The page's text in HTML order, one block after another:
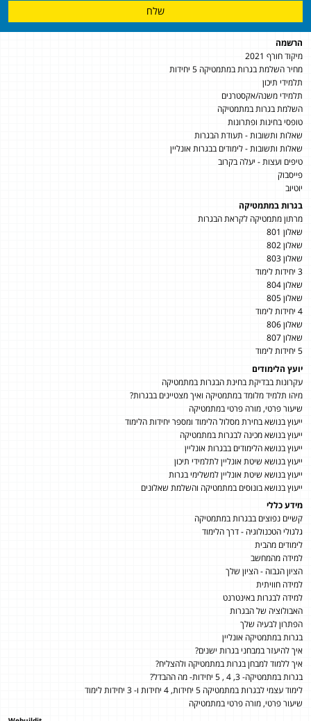
שלח
הרשמה
מיקוד חורף 2021
מחיר השלמת בגרות במתמטיקה 5 יחידות
תלמידי תיכון
תלמידי משנה/אקסטרנים
השלמת בגרות במתמטיקה
טופסי בחינות ופתרונות
שאלות ותשובות - תעודת הבגרות
שאלות ותשובות - לימודים בבגרות אונליין
טיפים ועצות - יעלה בקרוב
פייסבוק
יוטיוב
בגרות במתמטיקה
מרתון מתמטיקה לקראת הבגרות
שאלון 801
שאלון 802
שאלון 803
3 יחידות לימוד
שאלון 804
שאלון 805
4 יחידות לימוד
שאלון 806
שאלון 807
5 יחידות לימוד
יועץ הלימודים
עקרונות בבדיקת בחינת הבגרות במתמטיקה
מיהו תלמיד מלומד במתמטיקה ואיך מצטיינים בבגרות?
שיעור פרטי, מורה פרטי במתמטיקה
ייעוץ בנושא בחירת מסלול הלימוד ומספר יחידות הלימוד
ייעוץ בנושא מכינה לבגרות במתמטיקה
ייעוץ בנושא הלימודים בבגרות אונליין
ייעוץ בנושא שיטת אונליין לתלמידי תיכון
ייעוץ בנושא שיטת אונליין למשלימי בגרות
ייעוץ בנושא בונוסים במתמטיקה והשלמת שאלונים
מידע כללי
קשיים נפוצים בבגרות במתמטיקה
גלגולי הטכנולוגיה - דרך הלימוד
לימודים מהבית
למידה מהמחשב
הציון הגבוה - הציון שלך
למידה חוויתית
למידה לבגרות באינטרנט
האבולוציה של הבגרות
הפתרון לבעיה שלך
בגרות במתמטיקה אונליין
איך להיעזר במבחני בגרות ישנים?
איך ללמוד למבחן בגרות במתמטיקה ולהצליח?
בגרות במתמטיקה- 3, 4 , 5 יחידות- מה ההבדל?
לימוד עצמי לבגרות במתמטיקה 5 יחידות, 4 יחידות ו- 3 יחידות לימוד
שיעור פרטי, מורה פרטי במתמטיקה